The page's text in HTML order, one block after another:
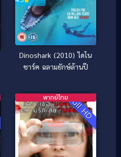
Dinoshark (2010) ไดโน
ชาร์ค ฉลามยักษ์ล้านปี
Full HD
พากย์ไทย